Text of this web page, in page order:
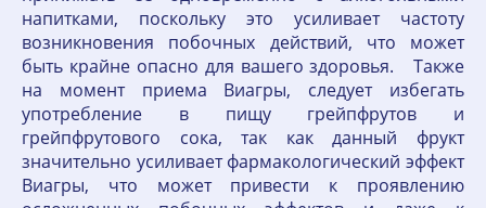
напитками, поскольку это усиливает частоту
возникновения побочных действий, что может
быть крайне опасно для вашего здоровья. Также
на момент приема Виагры, следует избегать
употребление в пищу грейпфрутов и
грейпфрутового сока, так как данный фрукт
значительно усиливает фармакологический эффект
Виагры, что может привести к проявлению